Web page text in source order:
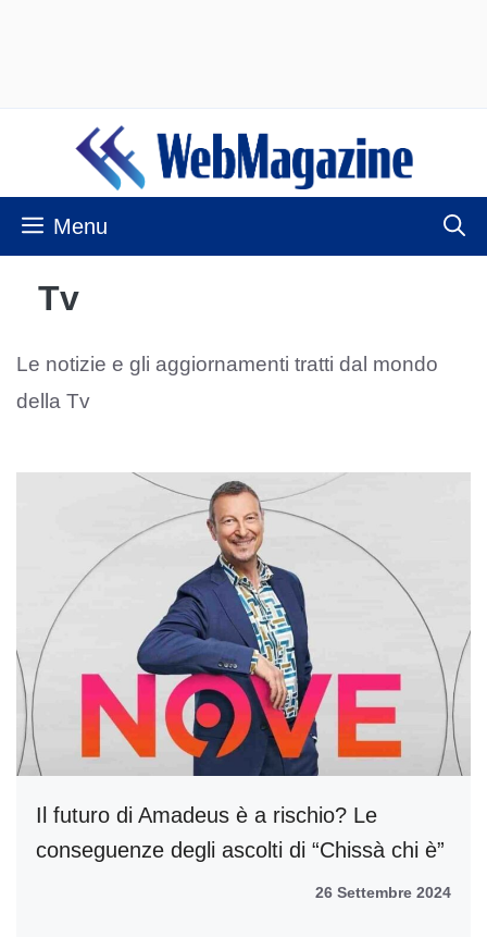
contenuto
Menu
Tv
Le notizie e gli aggiornamenti tratti dal mondo
della Tv
Il futuro di Amadeus è a rischio? Le
conseguenze degli ascolti di “Chissà chi è”
26 Settembre 2024